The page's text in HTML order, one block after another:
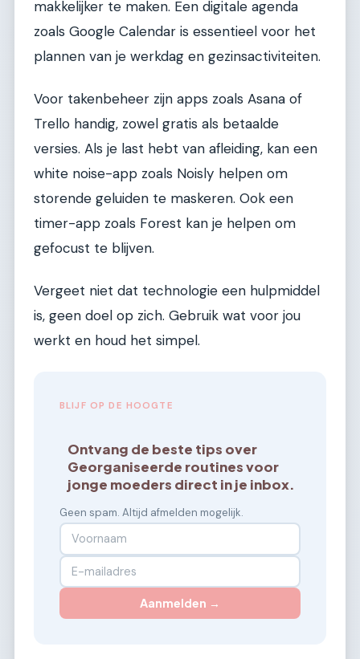
makkelijker te maken. Een digitale agenda
zoals Google Calendar is essentieel voor het
plannen van je werkdag en gezinsactiviteiten.
Voor takenbeheer zijn apps zoals Asana of
Trello handig, zowel gratis als betaalde
versies. Als je last hebt van afleiding, kan een
white noise-app zoals Noisly helpen om
storende geluiden te maskeren. Ook een
timer-app zoals Forest kan je helpen om
gefocust te blijven.
Vergeet niet dat technologie een hulpmiddel
is, geen doel op zich. Gebruik wat voor jou
werkt en houd het simpel.
BLIJF OP DE HOOGTE
Ontvang de beste tips over
Georganiseerde routines voor
jonge moeders direct in je inbox.
Geen spam. Altijd afmelden mogelijk.
Aanmelden →